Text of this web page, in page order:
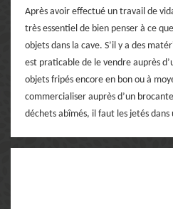
Après avoir effectué un travail de
très essentiel de bien penser à ce
objets dans la cave. S’il y a des
est praticable de le vendre auprès
objets fripés encore en bon ou à
commercialiser auprès d’un
déchets abîmés, il faut les jetés